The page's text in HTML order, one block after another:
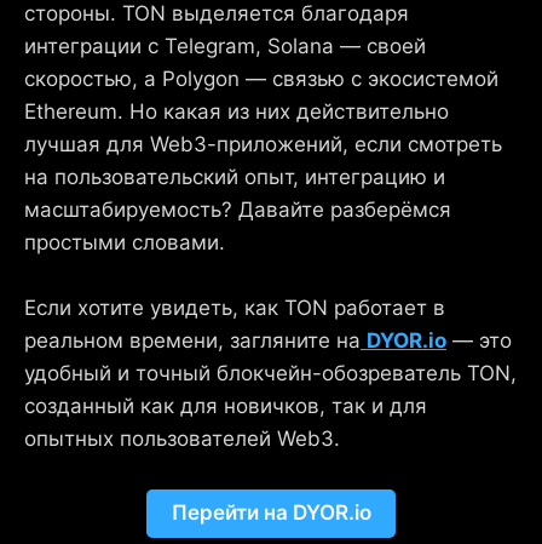
стороны. TON выделяется благодаря
интеграции с Telegram, Solana — своей
скоростью, а Polygon — связью с экосистемой
Ethereum. Но какая из них действительно
лучшая для Web3-приложений, если смотреть
на пользовательский опыт, интеграцию и
масштабируемость? Давайте разберёмся
простыми словами.
Если хотите увидеть, как TON работает в
реальном времени, загляните на DYOR.io — это
удобный и точный блокчейн-обозреватель TON,
созданный как для новичков, так и для
опытных пользователей Web3.
Перейти на DYOR.io